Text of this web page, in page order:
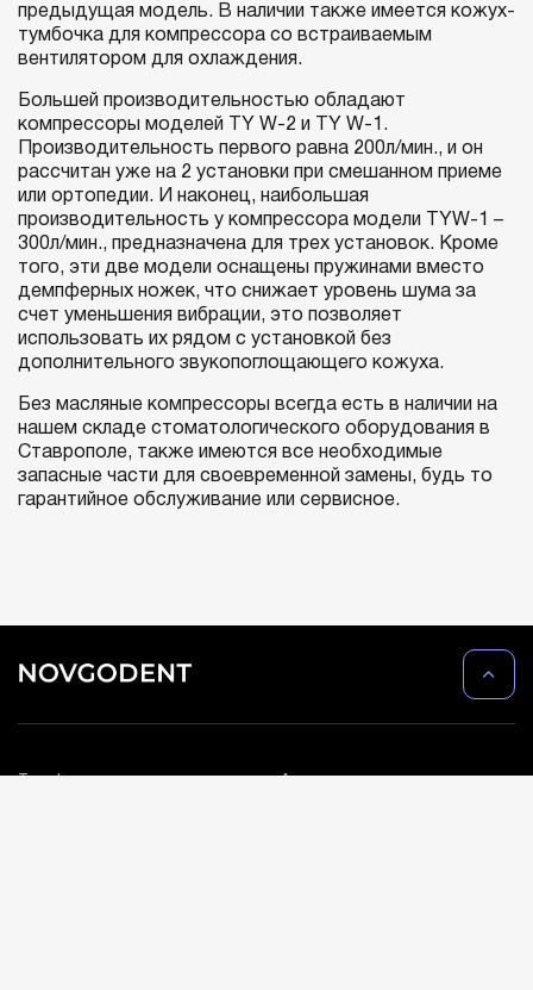
предыдущая модель. В наличии также имеется кожух-
тумбочка для компрессора со встраиваемым
вентилятором для охлаждения.
Большей производительностью обладают
компрессоры моделей TY W-2 и TY W-1.
Производительность первого равна 200л/мин., и он
рассчитан уже на 2 установки при смешанном приеме
или ортопедии. И наконец, наибольшая
производительность у компрессора модели TYW-1 –
300л/мин., предназначена для трех установок. Кроме
того, эти две модели оснащены пружинами вместо
демпферных ножек, что снижает уровень шума за
счет уменьшения вибрации, это позволяет
использовать их рядом с установкой без
дополнительного звукопоглощающего кожуха.
Без масляные компрессоры всегда есть в наличии на
нашем складе стоматологического оборудования в
Ставрополе, также имеются все необходимые
запасные части для своевременной замены, будь то
гарантийное обслуживание или сервисное.
Телефон: Адрес: